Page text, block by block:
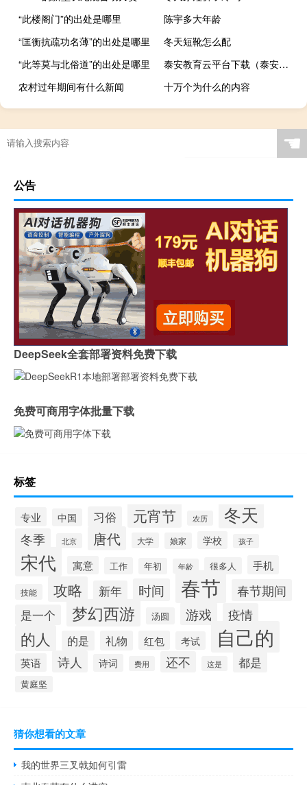
“此楼阁门”的出处是哪里
陈宇多大年龄
“匡衡抗疏功名薄”的出处是哪里
冬天短靴怎么配
“此等莫与北俗道”的出处是哪里
泰安教育云平台下载（泰安教育云平台）
农村过年期间有什么新闻
十万个为什么的内容
☚
公告
DeepSeek全套部署资料免费下载
免费可商用字体批量下载
标签
专业 中国 习俗 元宵节 农历 冬天
冬季 北京 唐代 大学 娘家 学校 孩子
宋代 寓意 工作 年初 年龄 很多人 手机
技能 攻略 新年 时间 春节 春节期间
是一个 梦幻西游 汤圆 游戏 疫情
的人 的是 礼物 红包 考试 自己的
英语 诗人 诗词 费用 还不 这是 都是
黄庭坚
猜你想看的文章
我的世界三叉戟如何引雷